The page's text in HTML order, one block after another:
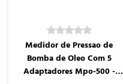
Medidor de Pressao de
Bomba de Oleo Com 5
Adaptadores Mpo-500 -